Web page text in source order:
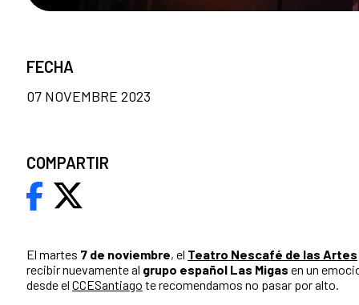
El martes 7 de noviembre, el Teatro Nescafé de las Artes
recibir nuevamente al grupo español Las Migas en un
desde el CCESantiago te recomendamos no pasar por alto.
FECHA
07 NOVEMBRE 2023
COMPARTIR